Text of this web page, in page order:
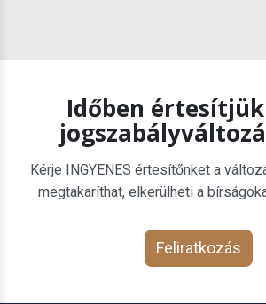
Időben
Kérje INGYENES értesítőnket a
megtakaríthat, elkerülheti a
Feliratkozás